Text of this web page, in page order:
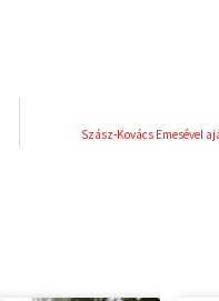
Szász-Kovács Emesével